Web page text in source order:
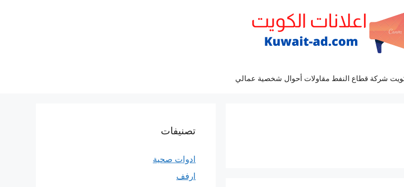
شركة قطاع النفط مقاولات أحوال شخصية عمالي
تصنيفات
ادوات صحية
ارفف